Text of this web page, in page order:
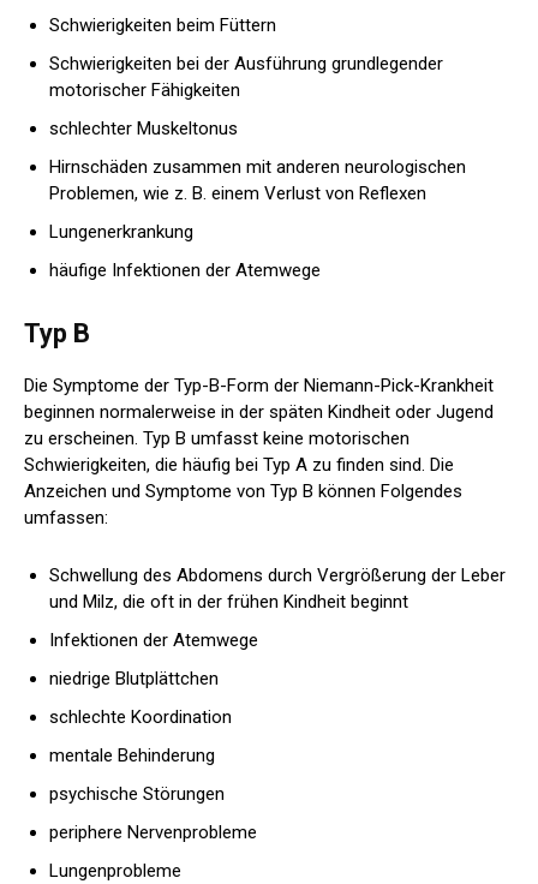
Schwierigkeiten beim Füttern
Schwierigkeiten bei der Ausführung grundlegender
motorischer Fähigkeiten
schlechter Muskeltonus
Hirnschäden zusammen mit anderen neurologischen
Problemen, wie z. B. einem Verlust von Reflexen
Lungenerkrankung
häufige Infektionen der Atemwege
Typ B
Die Symptome der Typ-B-Form der Niemann-Pick-Krankheit
beginnen normalerweise in der späten Kindheit oder Jugend
zu erscheinen. Typ B umfasst keine motorischen
Schwierigkeiten, die häufig bei Typ A zu finden sind. Die
Anzeichen und Symptome von Typ B können Folgendes
umfassen:
Schwellung des Abdomens durch Vergrößerung der Leber
und Milz, die oft in der frühen Kindheit beginnt
Infektionen der Atemwege
niedrige Blutplättchen
schlechte Koordination
mentale Behinderung
psychische Störungen
periphere Nervenprobleme
Lungenprobleme